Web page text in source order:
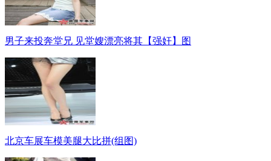
男子来投奔堂兄 见堂嫂漂亮将其【强奸】图
北京车展车模美腿大比拼(组图)